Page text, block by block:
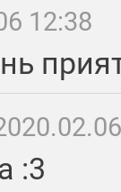
12:38
:3